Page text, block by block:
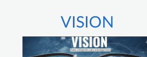
VISION